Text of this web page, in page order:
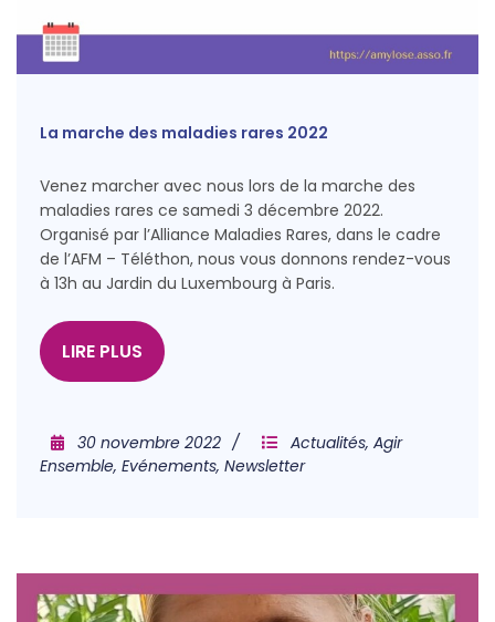
La marche des maladies rares 2022
Venez marcher avec nous lors de la marche des
maladies rares ce samedi 3 décembre 2022.
Organisé par l’Alliance Maladies Rares, dans le cadre
de l’AFM – Téléthon, nous vous donnons rendez-vous
à 13h au Jardin du Luxembourg à Paris.
LIRE PLUS
30 novembre 2022 Actualités, Agir
Ensemble, Evénements, Newsletter